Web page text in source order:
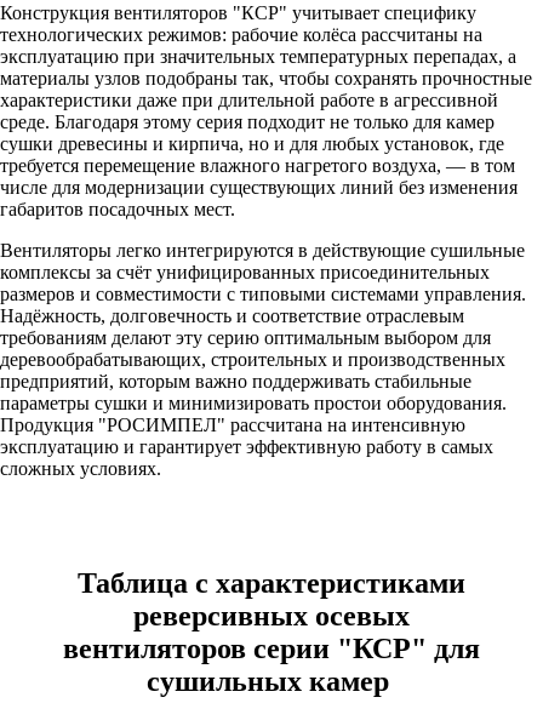
Конструкция вентиляторов "КСР" учитывает специфику
технологических режимов: рабочие колёса рассчитаны на
эксплуатацию при значительных температурных перепадах, а
материалы узлов подобраны так, чтобы сохранять прочностные
характеристики даже при длительной работе в агрессивной
среде. Благодаря этому серия подходит не только для камер
сушки древесины и кирпича, но и для любых установок, где
требуется перемещение влажного нагретого воздуха, — в том
числе для модернизации существующих линий без изменения
габаритов посадочных мест.
Вентиляторы легко интегрируются в действующие сушильные
комплексы за счёт унифицированных присоединительных
размеров и совместимости с типовыми системами управления.
Надёжность, долговечность и соответствие отраслевым
требованиям делают эту серию оптимальным выбором для
деревообрабатывающих, строительных и производственных
предприятий, которым важно поддерживать стабильные
параметры сушки и минимизировать простои оборудования.
Продукция "РОСИМПЕЛ" рассчитана на интенсивную
эксплуатацию и гарантирует эффективную работу в самых
сложных условиях.
Таблица с характеристиками
реверсивных осевых
вентиляторов серии "КСР" для
сушильных камер